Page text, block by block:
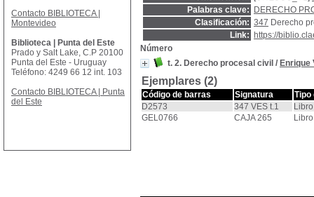
Palabras clave:
DERECHO
Clasificación: 347 Derecho
Link:
https://
Número
t. 2. Derecho procesal civil / Enrique
Ejemplares (2)
Código de barras Signatura
Tipo
D2573
347 VES t.1
Libro
GEL0766
CAJA 265 Libro
Contacto BIBLIOTECA |
Montevideo
Biblioteca | Punta del Este
Prado y Salt Lake, C.P 20100
Punta del Este - Uruguay
Teléfono: 4249 66 12 int. 103
Contacto BIBLIOTECA | Punta
del Este